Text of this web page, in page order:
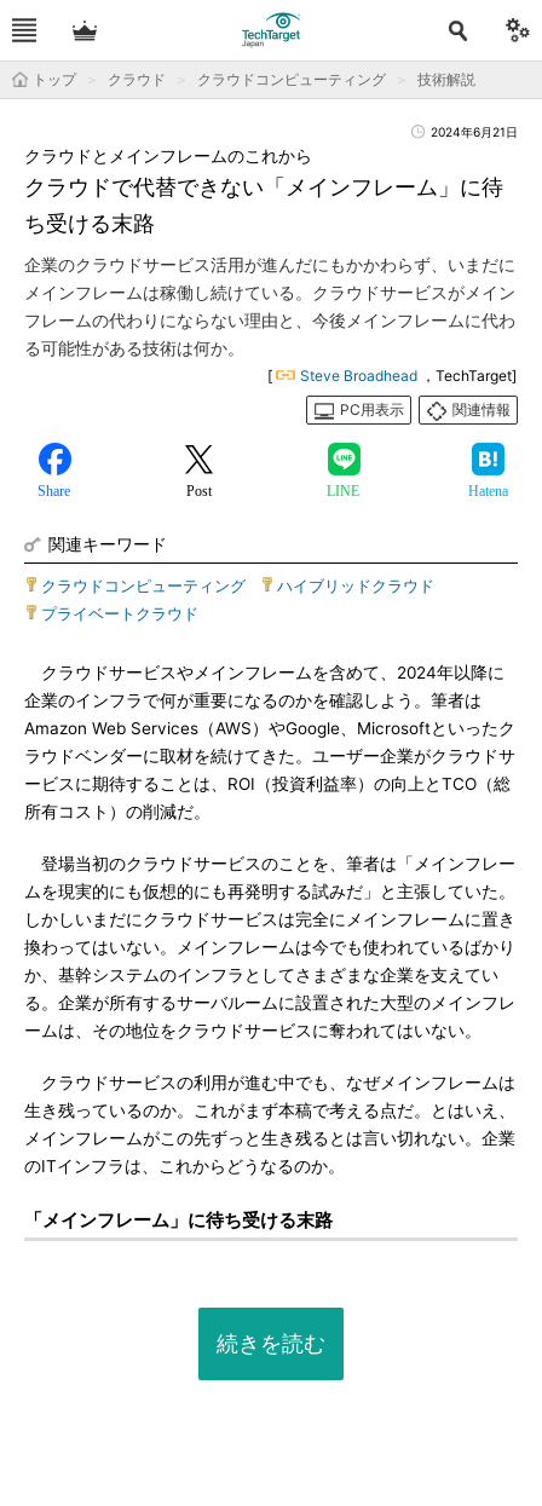
トップ クラウド クラウドコンピューティング 技術解説
2024年6月21日
クラウドで代替できない「メインフレーム」に待
ち受ける末路
クラウドとメインフレームのこれから
企業のクラウドサービス活用が進んだにもかかわらず、いまだに
メインフレームは稼働し続けている。クラウドサービスがメイン
フレームの代わりにならない理由と、今後メインフレームに代わ
る可能性がある技術は何か。
[ Steve Broadhead ，TechTarget]
PC用表示
関連情報
Share Post LINE Hatena
関連キーワード
クラウドコンピューティング ハイブリッドクラウド
プライベートクラウド
クラウドサービスやメインフレームを含めて、2024年以降に
企業のインフラで何が重要になるのかを確認しよう。筆者は
Amazon Web Services（AWS）やGoogle、Microsoftといったク
ラウドベンダーに取材を続けてきた。ユーザー企業がクラウドサ
ービスに期待することは、ROI（投資利益率）の向上とTCO（総
所有コスト）の削減だ。
登場当初のクラウドサービスのことを、筆者は「メインフレー
ムを現実的にも仮想的にも再発明する試みだ」と主張していた。
しかしいまだにクラウドサービスは完全にメインフレームに置き
換わってはいない。メインフレームは今でも使われているばかり
か、基幹システムのインフラとしてさまざまな企業を支えてい
る。企業が所有するサーバルームに設置された大型のメインフレ
ームは、その地位をクラウドサービスに奪われてはいない。
クラウドサービスの利用が進む中でも、なぜメインフレームは
生き残っているのか。これがまず本稿で考える点だ。とはいえ、
メインフレームがこの先ずっと生き残るとは言い切れない。企業
のITインフラは、これからどうなるのか。
「メインフレーム」に待ち受ける末路
続きを読む